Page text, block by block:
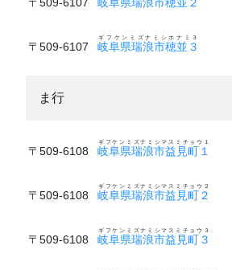
〒509-6107 岐阜県瑞浪市穂並３
ギフケンミズナミシホナミ３
ま行
〒509-6108 岐阜県瑞浪市益見町１
ギフケンミズナミシマスミチョウ１
〒509-6108 岐阜県瑞浪市益見町２
ギフケンミズナミシマスミチョウ２
〒509-6108 岐阜県瑞浪市益見町３
ギフケンミズナミシマスミチョウ３